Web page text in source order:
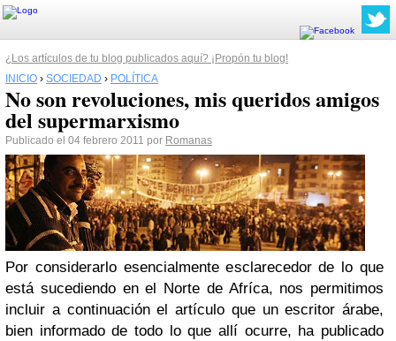
¿Los artículos de tu blog publicados aquí? ¡Propón tu blog!
INICIO › SOCIEDAD › POLÍTICA
No son revoluciones, mis queridos amigos
del supermarxismo
Publicado el 04 febrero 2011 por Romanas
Por considerarlo esencialmente esclarecedor de lo que
está sucediendo en el Norte de Afríca, nos permitimos
incluir a continuación el artículo que un escritor árabe,
bien informado de todo lo que allí ocurre, ha publicado